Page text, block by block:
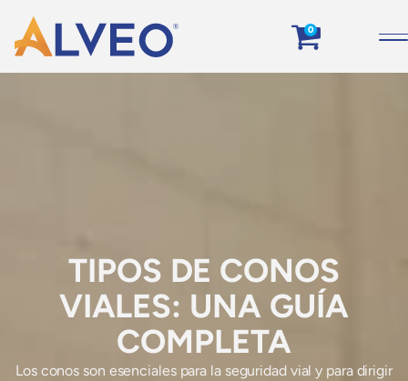
0
TIPOS DE CONOS
VIALES: UNA GUÍA
COMPLETA
Los conos son esenciales para la seguridad vial y para dirigir